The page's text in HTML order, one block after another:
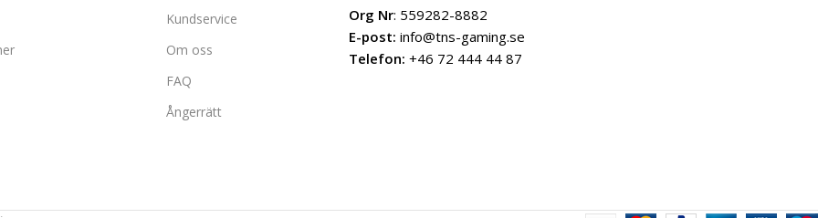
Kundservice
Om oss
FAQ
Ångerrätt
Org Nr: 559282-8882
E-post: info@tns-gaming.se
Telefon: +46 72 444 44 87